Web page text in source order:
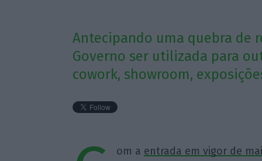
Antecipando uma quebra de
Governo ser utilizada para
cowork, showroom,
om a entrada em vigor de